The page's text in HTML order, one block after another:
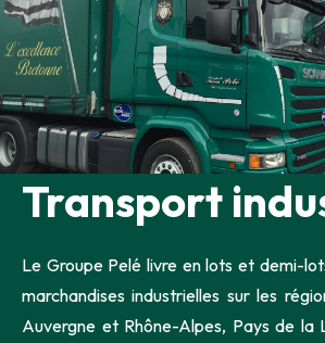
Transport
Le Groupe Pelé livre en lots et demi-
marchandises industrielles sur les
Auvergne et Rhône-Alpes, Pays de la